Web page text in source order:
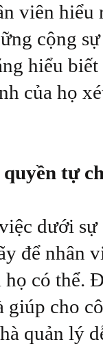
viên hiểu
cộng
hiểu
của họ
tự
dưới sự
để nhân
có thể.
cho
quản lý